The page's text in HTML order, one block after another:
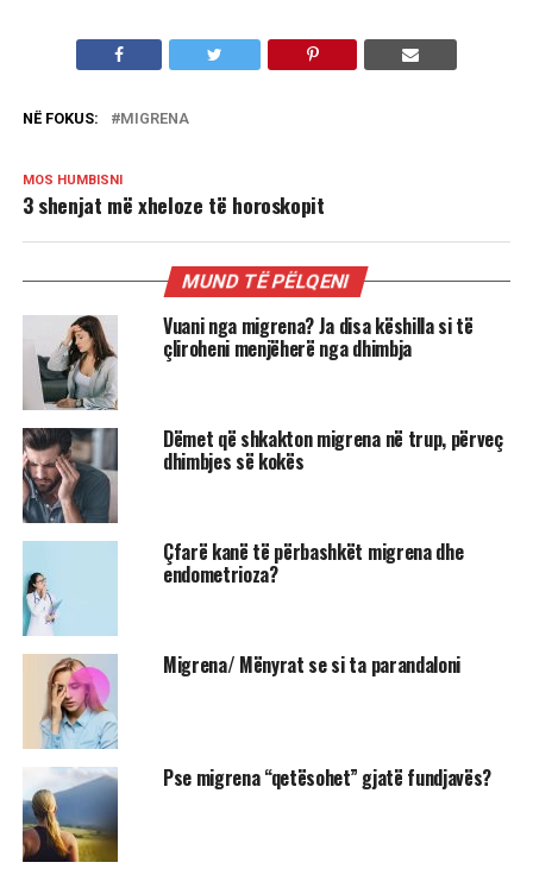
NË FOKUS: MIGRENA
MOS HUMBISNI
3 shenjat më xheloze të horoskopit
MUND TË PËLQENI
Vuani nga migrena? Ja disa këshilla si të
çliroheni menjëherë nga dhimbja
Dëmet që shkakton migrena në trup, përveç
dhimbjes së kokës
Çfarë kanë të përbashkët migrena dhe
endometrioza?
Migrena/ Mënyrat se si ta parandaloni
Pse migrena “qetësohet” gjatë fundjavës?